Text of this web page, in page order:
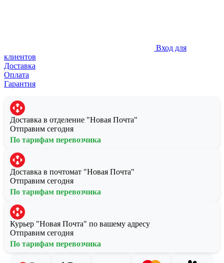
Вход для
клиентов
Доставка
Оплата
Гарантия
Доставка в отделение "Новая Почта"
Отправим сегодня
По тарифам перевозчика
Доставка в почтомат "Новая Почта"
Отправим сегодня
По тарифам перевозчика
Курьер "Новая Почта" по вашему адресу
Отправим сегодня
По тарифам перевозчика